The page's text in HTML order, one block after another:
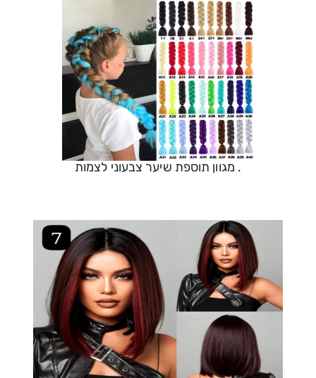
. מגוון תוספת שיער צבעוני לצמות